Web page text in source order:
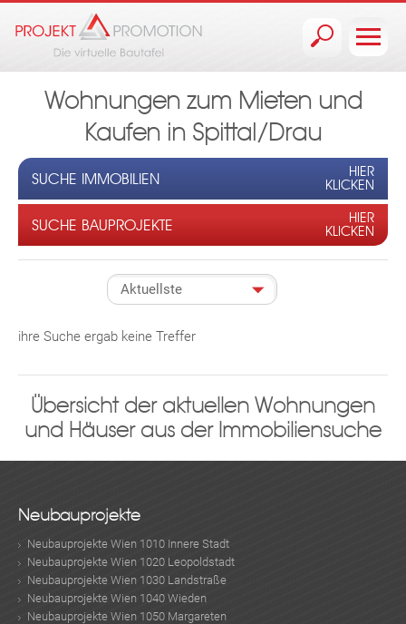
Wohnungen zum Mieten und
Kaufen in Spittal/Drau
SUCHE IMMOBILIEN
HIER
KLICKEN
SUCHE BAUPROJEKTE
HIER
KLICKEN
ihre Suche ergab keine Treffer
Übersicht der aktuellen Wohnungen
und Häuser aus der Immobiliensuche
Neubauprojekte
Neubauprojekte Wien 1010 Innere Stadt
Neubauprojekte Wien 1020 Leopoldstadt
Neubauprojekte Wien 1030 Landstraße
Neubauprojekte Wien 1040 Wieden
Neubauprojekte Wien 1050 Margareten